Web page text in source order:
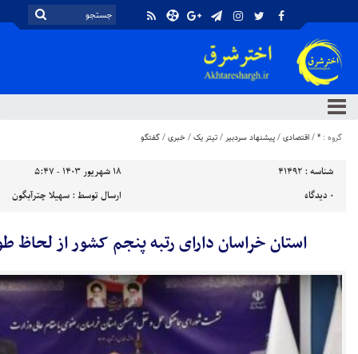
گروه : *
/اقتصادی/پیشنهاد سردبیر/تیتر یک/خبری/گفتگو
شناسه : 41492
۱۸ شهریور ۱۴۰۳ - ۵:۴۷
۰ دیدگاه ارسال توسط : سهیلا چترآبگون
استان خراسان دارای رتبه پنجم کشور از لحاظ